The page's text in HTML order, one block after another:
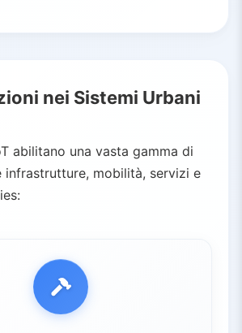
nei Sistemi Urbani
abilitano una vasta gamma di
infrastrutture, mobilità, servizi e